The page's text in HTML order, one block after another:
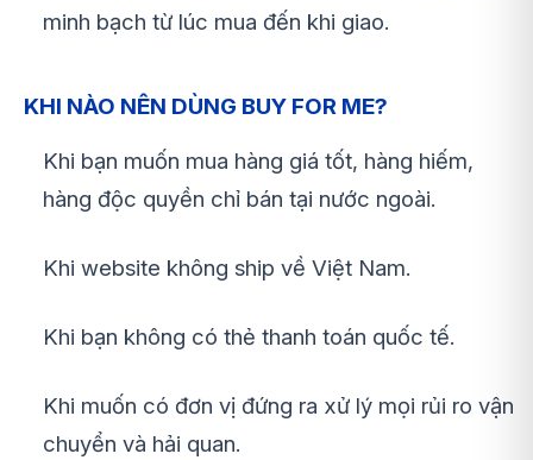
minh bạch từ lúc mua đến khi giao.
KHI NÀO NÊN DÙNG BUY FOR ME?
Khi bạn muốn mua hàng giá tốt, hàng hiếm,
hàng độc quyền chỉ bán tại nước ngoài.
Khi website không ship về Việt Nam.
Khi bạn không có thẻ thanh toán quốc tế.
Khi muốn có đơn vị đứng ra xử lý mọi rủi ro vận
chuyển và hải quan.